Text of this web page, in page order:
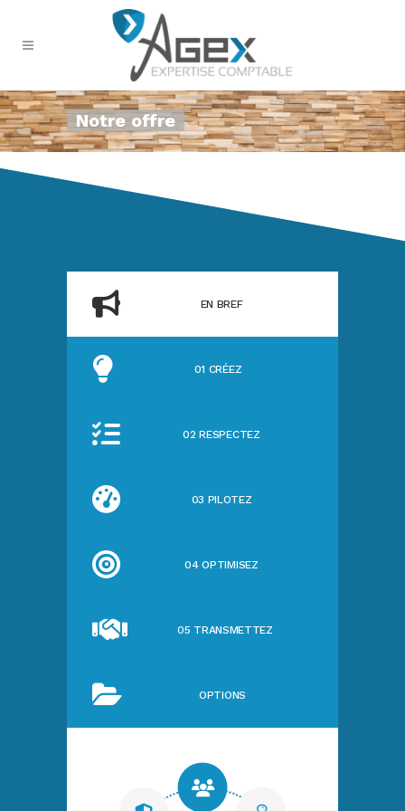
Notre offre
EN BREF
01 CRÉEZ
02 RESPECTEZ
03 PILOTEZ
04 OPTIMISEZ
05 TRANSMETTEZ
OPTIONS